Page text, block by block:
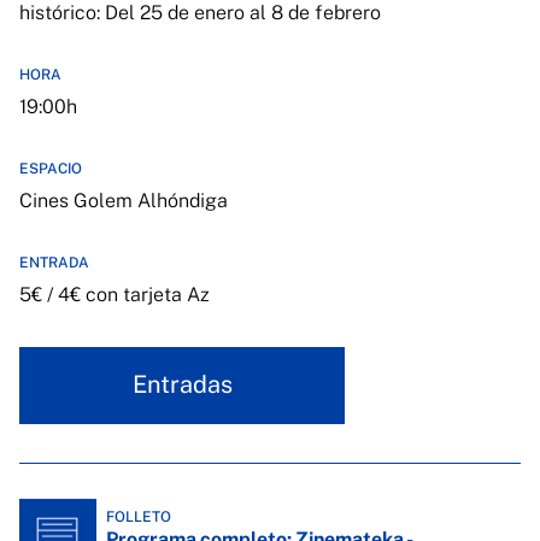
histórico: Del 25 de enero al 8 de febrero
HORA
19:00h
ESPACIO
Cines Golem Alhóndiga
ENTRADA
5€ / 4€ con tarjeta Az
Entradas
FOLLETO